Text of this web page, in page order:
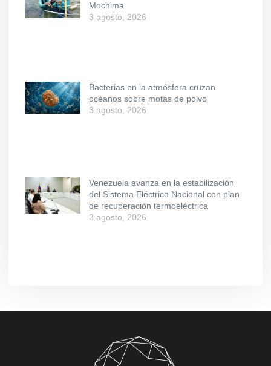
Mochima
3 agosto, 2026
Bacterias en la atmósfera cruzan
océanos sobre motas de polvo
3 agosto, 2026
Venezuela avanza en la estabilización
del Sistema Eléctrico Nacional con plan
de recuperación termoeléctrica
3 agosto, 2026